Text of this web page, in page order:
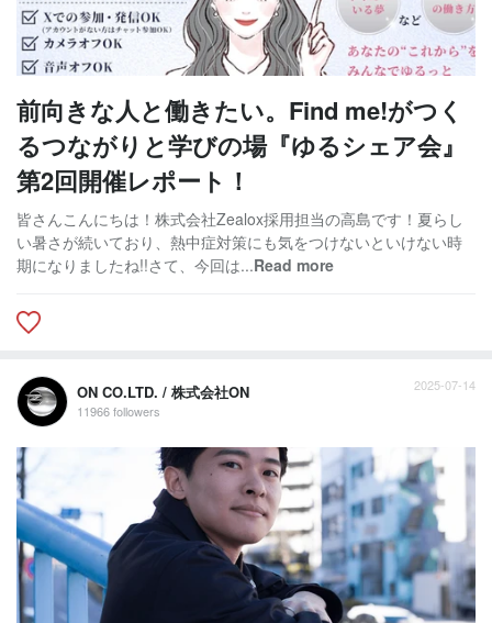
前向きな人と働きたい。Find me!がつく
るつながりと学びの場『ゆるシェア会』
第2回開催レポート！
皆さんこんにちは！株式会社Zealox採用担当の高島です！夏らし
い暑さが続いており、熱中症対策にも気をつけないといけない時
期になりましたね!!さて、今回は...Read more
ON CO.LTD. / 株式会社ON
11966 followers
2025-07-14